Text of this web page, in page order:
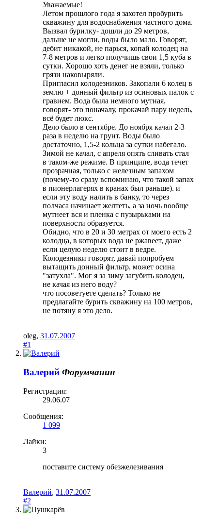
Уважаемые!
Летом прошлого года я захотел пробурить
скважину для водоснабжения частного дома.
Вызвал бурилку- дошли до 29 метров,
дальше не могли, воды было мало. Говорят,
дебит никакой, не парься, копай колодец на
7-8 метров и легко получишь свои 1,5 куба в
сутки. Хорошо хоть денег не взяли, только
грязи наковыряли.
Пригласил колодезников. Закопали 6 колец в
землю + донный фильтр из осиновых палок с
гравием. Вода была немного мутная,
говорят- это поначалу, прокачай пару недель,
всё будет люкс.
Дело было в сентябре. До ноября качал 2-3
раза в неделю на грунт. Воды было
достаточно, 1,5-2 кольца за сутки набегало.
Зимой не качал, с апреля опять сливать стал
в таком-же режиме. В принципе, вода течет
прозрачная, только с железным запахом
(почему-то сразу вспоминаю, что такой запах
в пионерлагерях в кранах был раньше). и
если эту воду налить в банку, то через
полчаса начинает желтеть, а за ночь вообще
мутнеет вся и пленка с пузырьками на
поверхности образуется.
Обидно, что в 20 и 30 метрах от моего есть 2
колодца, в которых вода не ржавеет, даже
если целую неделю стоит в ведре.
Колодезники говорят, давай попробуем
вытащить донный фильтр, может осина
"затухла". Мог я за зиму загубить колодец,
не качая из него воду?
что посоветуете сделать? Только не
предлагайте бурить скважину на 100 метров,
не потяну я это дело.
oleg, 31.07.2007
#1
Валерий Форумчанин
Регистрация:
29.06.07
Сообщения:
1 099
Лайки:
3
поставите систему обезжелезивания
Валерий, 31.07.2007
#2